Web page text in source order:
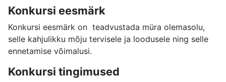
Konkursi eesmärk
Konkursi eesmärk on teadvustada müra olemasolu,
selle kahjulikku mõju tervisele ja loodusele ning selle
ennetamise võimalusi.
Konkursi tingimused